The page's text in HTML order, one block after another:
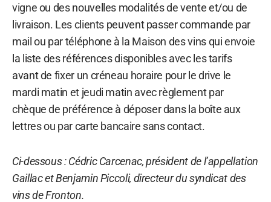
vigne ou des nouvelles modalités de vente et/ou de
livraison. Les clients peuvent passer commande par
mail ou par téléphone à la Maison des vins qui envoie
la liste des références disponibles avec les tarifs
avant de fixer un créneau horaire pour le drive le
mardi matin et jeudi matin avec règlement par
chèque de préférence à déposer dans la boîte aux
lettres ou par carte bancaire sans contact.
Ci-dessous : Cédric Carcenac, président de l’appellation
Gaillac et Benjamin Piccoli, directeur du syndicat des
vins de Fronton.